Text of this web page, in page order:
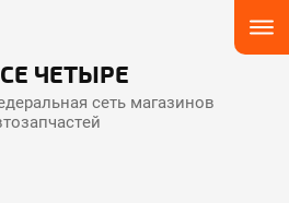
ЧЕТЫРЕ
сеть магазинов